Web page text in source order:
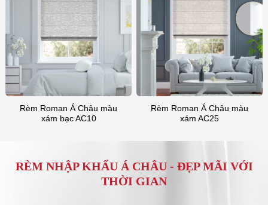
Rèm Roman Á Châu màu
xám bạc AC10
Rèm Roman Á Châu màu
xám AC25
RÈM NHẬP KHẨU Á CHÂU - ĐẸP MÃI VỚI
THỜI GIAN